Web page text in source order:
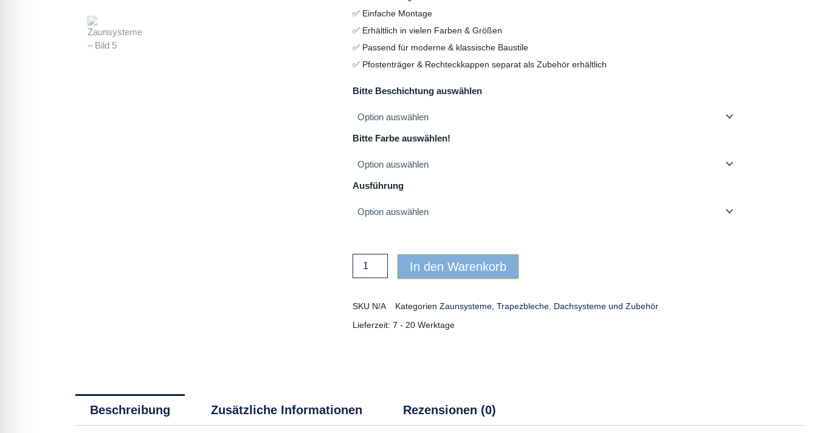
✅ Einfache Montage
✅ Erhältlich in vielen Farben & Größen
✅ Passend für moderne & klassische Baustile
✅ Pfostenträger & Rechteckkappen separat als Zubehör erhältlich
Bitte Beschichtung auswählen
Bitte Farbe auswählen!
Ausführung
Zaunsysteme
In den Warenkorb
SKU N/A Kategorien Zaunsysteme, Trapezbleche, Dachsysteme und Zubehör
Lieferzeit: 7 - 20 Werktage
Beschreibung Zusätzliche Informationen Rezensionen (0)